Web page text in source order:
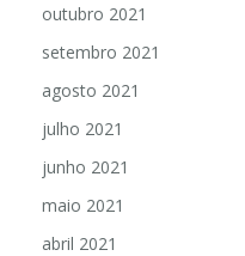
outubro 2021
setembro 2021
agosto 2021
julho 2021
junho 2021
maio 2021
abril 2021